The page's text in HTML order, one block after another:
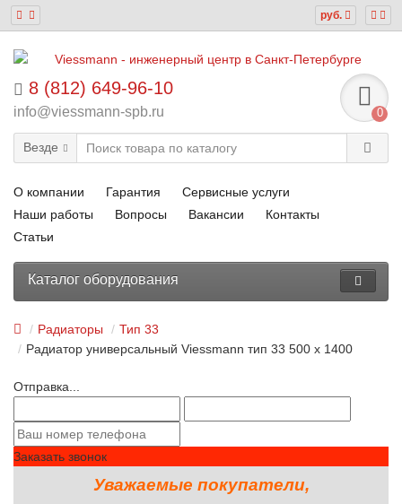
руб.
8 (812) 649-96-10
info@viessmann-spb.ru 0
Везде
О компании Гарантия
Сервисные услуги
Наши работы
Вопросы Вакансии
Контакты
Статьи
Каталог оборудования
Радиаторы
Тип 33
Радиатор универсальный Viessmann тип 33 500 x 1400
Отправка...
Заказать звонок
Уважаемые покупатели,